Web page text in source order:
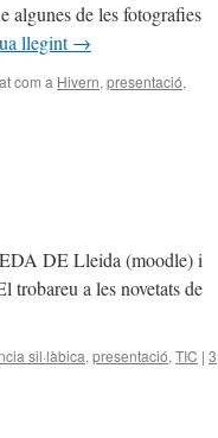
algunes de les fotografies
llegint→
com a Hivern, presentació,
DE Lleida (moodle) i
trobareu a les novetats de
sil·làbica, presentació, TIC | 3